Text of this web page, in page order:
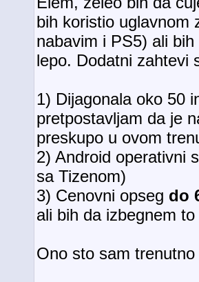
bih koristio uglavnom
nabavim i PS5) ali
lepo. Dodatni zahtevi
1) Dijagonala oko 50
pretpostavljam da je
preskupo u ovom
2) Android operativni
sa Tizenom)
3) Cenovni opseg do
ali bih da izbegnem to
Ono sto sam